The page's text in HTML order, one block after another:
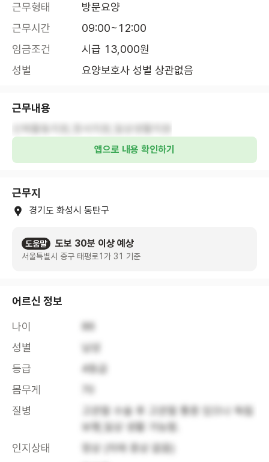
근무형태
방문요양
근무시간
09:00~12:00
임금조건
시급 13,000원
성별
요양보호사 성별 상관없음
근무내용
앱으로 내용 확인하기
근무지
경기도 화성시 동탄구
도움말 도보 30분 이상 예상
서울특별시 중구 태평로1가 31 기준
어르신 정보
나이
86
성별
남성
등급
4등급
몸무게
질병
고관절 수술 후 고관절 통증 있으나 독립
보행,일상 생활 가능함.
인지상태
정상 (치매 증상 없음)